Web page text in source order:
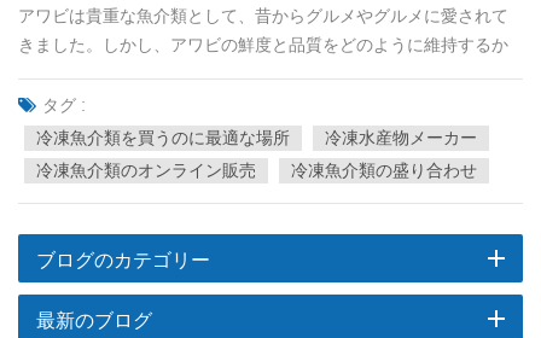
アワビは貴重な魚介類として、昔からグルメやグルメに愛されて
きました。しかし、アワビの鮮度と品質をどのように維持するか
は、サプライヤーやグルメ食品業者にとって常に直面する課題で
した。この記事では、冷凍アワビの調理、保存、美食的価値、そ
してなぜ冷凍アワビが供給者と消費者の両方の間で第一の選択肢
となっているのかについて詳しく掘り下げていきます。冷凍アワ
ビの準備冷凍アワビは、プリプリな食感と旨味を保つために、丁
含まれます。 漁獲と加工: アワビは海で漁獲されたら、鮮度を確保
するためにすぐに加工されます。殻から外して洗浄し、食べられ
る部分に加工する作業です。 急速冷凍：アワビをできるだけ早く
タグ :
冷凍魚介類を買うのに最適な場所
冷凍水産物メーカー
冷凍魚介類のオンライン販売
冷凍魚介類の盛り合わせ
ブログのカテゴリー
最新のブログ